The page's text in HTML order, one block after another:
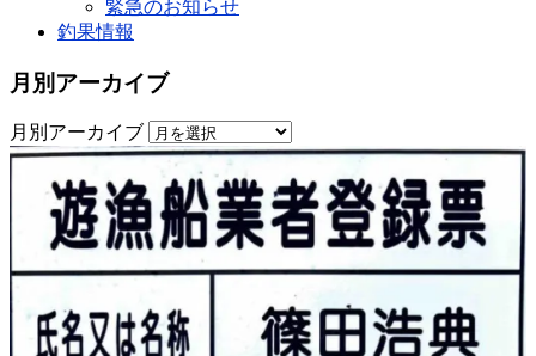
緊急のお知らせ
釣果情報
月別アーカイブ
月別アーカイブ